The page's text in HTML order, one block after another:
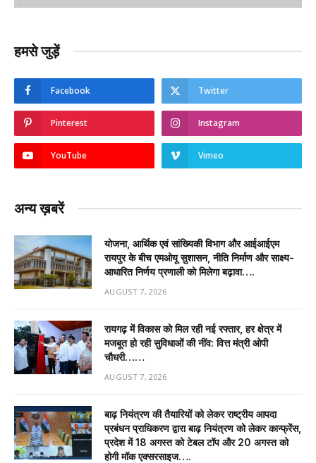
हमसे जुड़ें
Facebook Twitter
Pinterest Instagram
YouTube Vimeo
अन्य ख़बरें
योजना, आर्थिक एवं सांख्यिकी विभाग और आईआईएम
रायपुर के बीच एमओयू सुशासन, नीति निर्माण और साक्ष्य-
आधारित निर्णय प्रणाली को मिलेगा बढ़ावा….
AUGUST 7, 2026
रायगढ़ में विकास को मिल रही नई रफ्तार, हर क्षेत्र में
मजबूत हो रही सुविधाओं की नींव: वित्त मंत्री ओपी
चौधरी……
AUGUST 7, 2026
बाढ़ नियंत्रण की तैयारियों को लेकर राष्ट्रीय आपदा
प्रबंधन प्राधिकरण द्वारा बाढ़ नियंत्रण को लेकर कान्फ्रेंस,
प्रदेश में 18 अगस्त को टेबल टॉप और 20 अगस्त को
होगी मॉक एक्सरसाइज….